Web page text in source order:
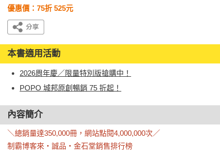
優惠價：75折 525元
本書適用活動
2026周年慶／限量特別版搶購中！
POPO 城邦原創暢銷 75 折起！
內容簡介
＼總銷量達350,000冊，網站點閱4,000,000次／
制霸博客來‧誠品‧金石堂銷售排行榜